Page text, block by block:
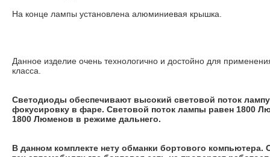
На конце лампы установлена алюминиевая крышка.
Данное изделие очень технологично и достойно для
класса.
Светодиоды обеспечивают высокий световой поток
фокусировку в фаре. Световой поток лампы равен 1800
1800 Люменов в режиме дальнего.
В данном комплекте нету обманки бортового компьютера.